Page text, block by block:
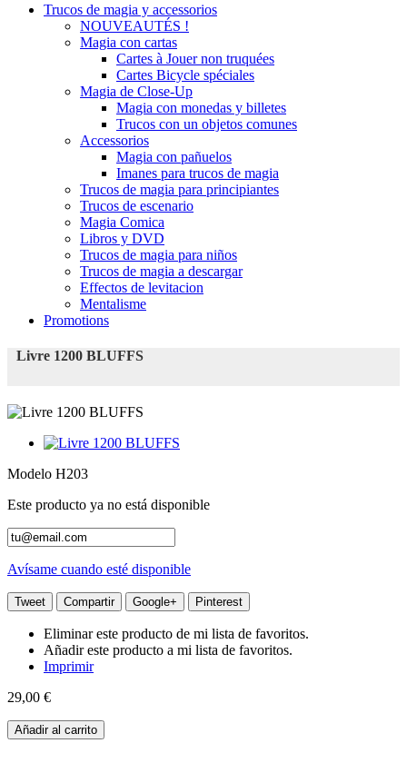
Trucos de magia y accessorios
NOUVEAUTÉS !
Magia con cartas
Cartes à Jouer non truquées
Cartes Bicycle spéciales
Magia de Close-Up
Magia con monedas y billetes
Trucos con un objetos comunes
Accessorios
Magia con pañuelos
Imanes para trucos de magia
Trucos de magia para principiantes
Trucos de escenario
Magia Comica
Libros y DVD
Trucos de magia para niños
Trucos de magia a descargar
Effectos de levitacion
Mentalisme
Promotions
Livre 1200 BLUFFS
Modelo H203
Este producto ya no está disponible
Avísame cuando esté disponible
Tweet Compartir Google+ Pinterest
Eliminar este producto de mi lista de favoritos.
Añadir este producto a mi lista de favoritos.
Imprimir
29,00 €
Añadir al carrito